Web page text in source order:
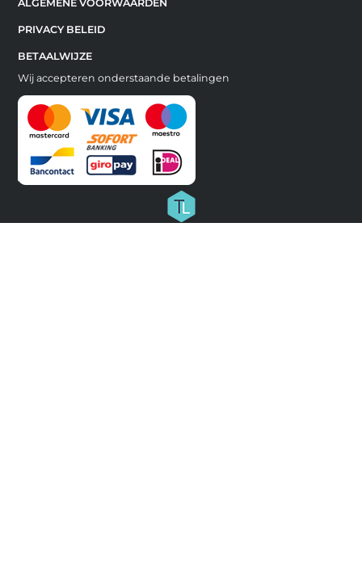
ALGEMENE VOORWAARDEN
PRIVACY BELEID
BETAALWIJZE
Wij accepteren onderstaande betalingen